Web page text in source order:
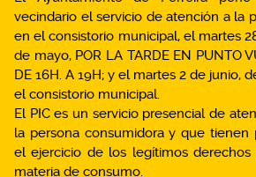
vecindario el servicio de atención a la
en el consistorio municipal, el martes
de mayo, POR LA TARDE EN PUNTO
DE 16H. A 19H; y el martes 2 de junio,
el consistorio municipal.
El PIC es un servicio presencial de
la persona consumidora y que tienen
el ejercicio de los legítimos
materia de consumo.